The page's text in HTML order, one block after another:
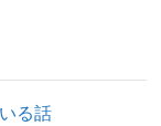
る話